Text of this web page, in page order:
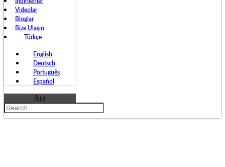
Videolar
Bloglar
Bize Ulaşın
Türkçe
English
Deutsch
Português
Español
Ara